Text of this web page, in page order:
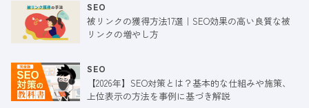
SEO
被リンクの獲得方法17選｜SEO効果の高い良質な被
リンクの増やし方
SEO
【2026年】SEO対策とは？基本的な仕組みや施策、
上位表示の方法を事例に基づき解説